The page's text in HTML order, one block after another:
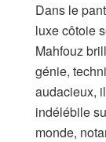
Dans le
luxe côtoie
Mahfouz
génie,
audacieux,
indélébile
monde,